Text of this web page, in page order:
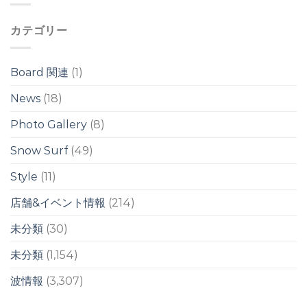
ヘ
の
ワ
ド
レ
ク
カテゴリー
Board 関連 (1)
News (18)
Photo Gallery (8)
Snow Surf(49)
Style (11)
店舗&イベント情報 (214)
未分類 (30)
未分類 (1,154)
波情報 (3,307)